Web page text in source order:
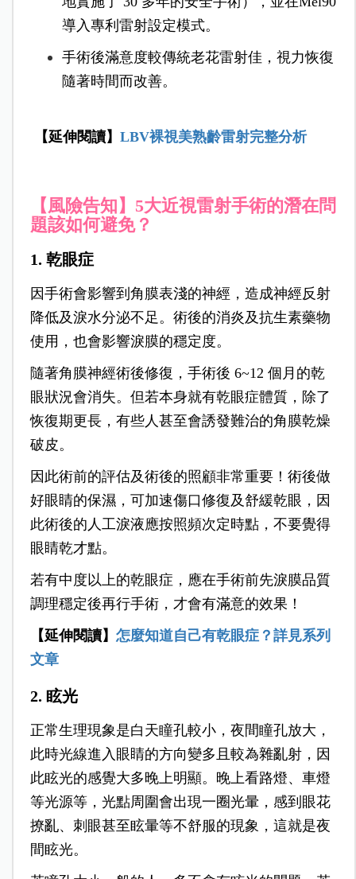
導入專利雷射設定模式。
手術後滿意度較傳統老花雷射佳，視力恢復
隨著時間而改善。
【延伸閱讀】 LBV裸視美熟齡雷射完整分析
【風險告知】 5大近視雷射手術的潛在問
題該如何避免？
1. 乾眼症
因手術會影響到角膜表淺的神經，造成神經反射
降低及淚水分泌不足。術後的消炎及抗生素藥物
使用，也會影響淚膜的穩定度。
隨著角膜神經術後修復，手術後 6~12 個月的乾
眼狀況會消失。但若本身就有乾眼症體質，除了
恢復期更長，有些人甚至會誘發難治的角膜乾燥
破皮。
因此術前的評估及術後的照顧非常重要！術後做
好眼睛的保濕，可加速傷口修復及舒緩乾眼，因
此術後的人工淚液應按照頻次定時點，不要覺得
眼睛乾才點。
若有中度以上的乾眼症，應在手術前先淚膜品質
調理穩定後再行手術，才會有滿意的效果！
【延伸閱讀】 怎麼知道自己有乾眼症？詳見系列
文章
2. 眩光
正常生理現象是白天瞳孔較小，夜間瞳孔放大，
此時光線進入眼睛的方向變多且較為雜亂射，因
此眩光的感覺大多晚上明顯。晚上看路燈、車燈
等光源等，光點周圍會出現一圈光暈，感到眼花
撩亂、刺眼甚至眩暈等不舒服的現象，這就是夜
間眩光。